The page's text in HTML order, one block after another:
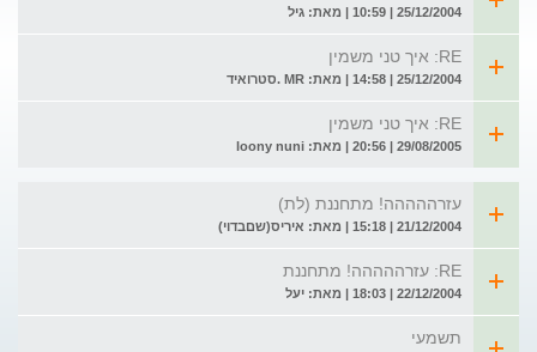
25/12/2004 | 10:59 | מאת: גיל
RE: איך טני משמין
25/12/2004 | 14:58 | מאת: MR .סטרואיד
RE: איך טני משמין
29/08/2005 | 20:56 | מאת: loony nuni
עזרההההה! מתחננת (לת)
21/12/2004 | 15:18 | מאת: איריס(שםבדוי)
RE: עזרההההה! מתחננת
22/12/2004 | 18:03 | מאת: יעל
תשמעי